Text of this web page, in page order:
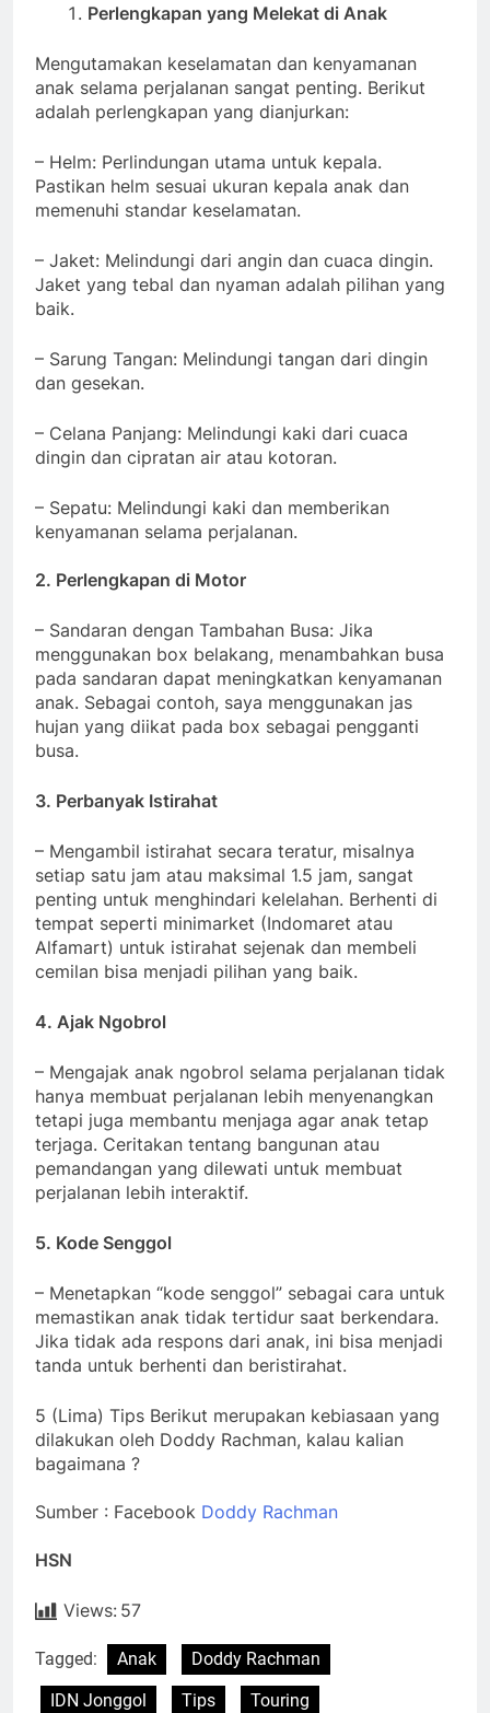
Perlengkapan yang Melekat di Anak
Mengutamakan keselamatan dan kenyamanan
anak selama perjalanan sangat penting. Berikut
adalah perlengkapan yang dianjurkan:
– Helm: Perlindungan utama untuk kepala.
Pastikan helm sesuai ukuran kepala anak dan
memenuhi standar keselamatan.
– Jaket: Melindungi dari angin dan cuaca dingin.
Jaket yang tebal dan nyaman adalah pilihan yang
baik.
– Sarung Tangan: Melindungi tangan dari dingin
dan gesekan.
– Celana Panjang: Melindungi kaki dari cuaca
dingin dan cipratan air atau kotoran.
– Sepatu: Melindungi kaki dan memberikan
kenyamanan selama perjalanan.
2. Perlengkapan di Motor
– Sandaran dengan Tambahan Busa: Jika
menggunakan box belakang, menambahkan busa
pada sandaran dapat meningkatkan kenyamanan
anak. Sebagai contoh, saya menggunakan jas
hujan yang diikat pada box sebagai pengganti
busa.
3. Perbanyak Istirahat
– Mengambil istirahat secara teratur, misalnya
setiap satu jam atau maksimal 1.5 jam, sangat
penting untuk menghindari kelelahan. Berhenti di
tempat seperti minimarket (Indomaret atau
Alfamart) untuk istirahat sejenak dan membeli
cemilan bisa menjadi pilihan yang baik.
4. Ajak Ngobrol
– Mengajak anak ngobrol selama perjalanan tidak
hanya membuat perjalanan lebih menyenangkan
tetapi juga membantu menjaga agar anak tetap
terjaga. Ceritakan tentang bangunan atau
pemandangan yang dilewati untuk membuat
perjalanan lebih interaktif.
5. Kode Senggol
– Menetapkan “kode senggol” sebagai cara untuk
memastikan anak tidak tertidur saat berkendara.
Jika tidak ada respons dari anak, ini bisa menjadi
tanda untuk berhenti dan beristirahat.
5 (Lima) Tips Berikut merupakan kebiasaan yang
dilakukan oleh Doddy Rachman, kalau kalian
bagaimana ?
Sumber : Facebook Doddy Rachman
HSN
Views: 57
Tagged: Anak
Doddy Rachman
IDN Jonggol
Tips Touring